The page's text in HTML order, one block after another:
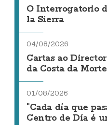
O Interrogatorio
la Sierra
04/08/2026
Cartas ao
da Costa da
01/08/2026
"Cada día que
Centro de Día é